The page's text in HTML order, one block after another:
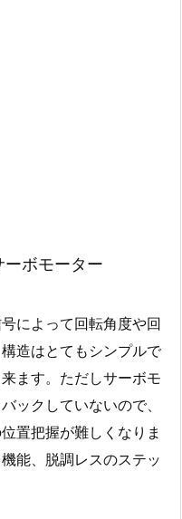
ーボモーター
によって回転角度や回
造はとてもシンプルで
ます。ただしサーボモ
ックしていないので、
置把握が難しくなりま
能、脱調レスのステッ